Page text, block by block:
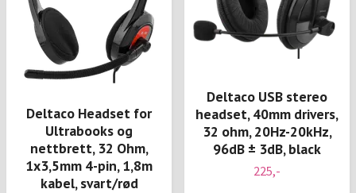
Deltaco Headset for
Ultrabooks og
nettbrett, 32 Ohm,
1x3,5mm 4-pin, 1,8m
kabel, svart/rød
Deltaco USB stereo
headset, 40mm drivers,
32 ohm, 20Hz-20kHz,
96dB ± 3dB, black
225,-